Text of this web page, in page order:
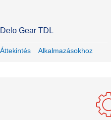
Delo Gear TDL
Áttekintés Alkalmazásokhoz